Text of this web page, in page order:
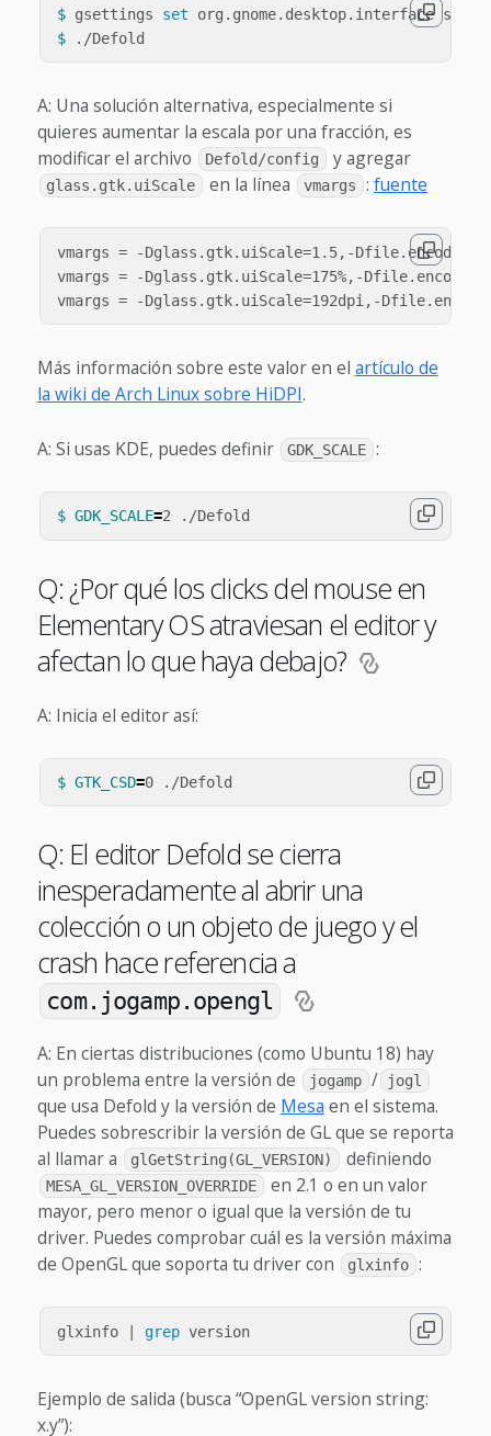
$ gsettings set
$
A: Una solución alternativa, especialmente si
quieres aumentar la escala por una fracción, es
modificar el archivo
Defold/config y agregar
glass.gtk.uiScale en la línea vmargs : fuente
vmargs = -Dglass.gtk.uiScale=1.5,-
vmargs = -Dglass.gtk.uiScale=175%,-
Más información sobre este valor en el artículo de
la wiki de Arch Linux sobre HiDPI.
A: Si usas KDE, puedes definir GDK_SCALE :
$ GDK_SCALE=
Q: ¿Por qué los clicks del mouse en
Elementary OS atraviesan el editor y
afectan lo que haya debajo?
A: Inicia el editor así:
$ GTK_CSD=
Q: El editor Defold se cierra
inesperadamente al abrir una
colección o un objeto de juego y el
crash hace referencia a
com.jogamp.opengl
A: En ciertas distribuciones (como Ubuntu 18) hay
un problema entre la versión de
jogamp / jogl
que usa Defold y la versión de Mesa en el sistema.
Puedes sobrescribir la versión de GL que se reporta
al llamar a
glGetString(GL_VERSION) definiendo
MESA_GL_VERSION_OVERRIDE
en 2.1 o en un valor
mayor, pero menor o igual que la versión de tu
driver. Puedes comprobar cuál es la versión máxima
de OpenGL que soporta tu driver con
glxinfo :
glxinfo | grep
Ejemplo de salida (busca “OpenGL version string:
x.y”):